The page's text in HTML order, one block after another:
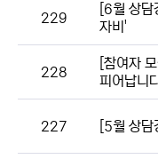
229
[6월 상
자비'
228
[참여자
피어납니
227 [5월 상